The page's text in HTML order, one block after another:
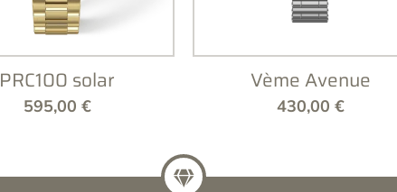
PRC100 solar
595,00 €
Vème Avenue
430,00 €